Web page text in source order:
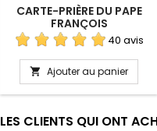
CARTE-PRIÈRE DU PAPE
FRANÇOIS
40 avis
 Ajouter au panier
LES CLIENTS QUI ONT